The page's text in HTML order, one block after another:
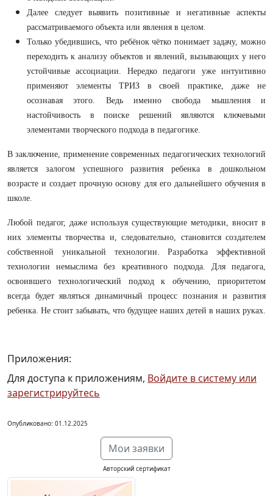
Далее следует выявить позитивные и негативные аспекты
рассматриваемого объекта или явления в целом.
Только убедившись, что ребёнок чётко понимает задачу, можно
переходить к анализу объектов и явлений, вызывающих у него
устойчивые ассоциации. Нередко педагоги уже интуитивно
применяют элементы ТРИЗ в своей практике, даже не
осознавая этого. Ведь именно свобода мышления и
настойчивость в поиске решений являются ключевыми
элементами творческого подхода в педагогике.
В заключение, применение современных педагогических технологий
является залогом успешного развития ребенка в дошкольном
возрасте и создает прочную основу для его дальнейшего обучения в
школе.
Любой педагог, даже используя существующие методики, вносит в
них элементы творчества и, следовательно, становится создателем
собственной уникальной технологии. Разработка эффективной
технологии немыслима без креативного подхода. Для педагога,
освоившего технологический подход к обучению, приоритетом
всегда будет являться динамичный процесс познания и развития
ребенка. Не стоит забывать, что будущее наших детей в наших руках.
Приложения:
Для доступа к приложениям, Войдите в систему или
зарегистрируйтесь
Опубликовано: 01.12.2025
Мои заявки
Авторский сертификат